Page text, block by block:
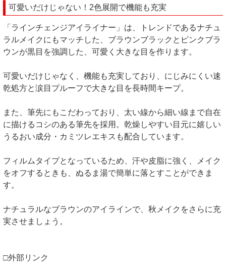
可愛いだけじゃない！2色展開で機能も充実
「ラインチェンジアイライナー」は、トレンドであるナチュ
ラルメイクにもマッチした、ブラウンブラックとピンクブラ
ウンが黒目を強調した、可愛く大きな目を作ります。
可愛いだけじゃなく、機能も充実しており、にじみにくい速
乾処方と涙目プルーフで大きな目を長時間キープ。
また、筆先にもこだわっており、太い線から細い線まで自在
に描けるコシのある筆先を採用。乾燥しやすい目元に嬉しい
うるおい成分・カミツレエキスも配合しています。
フィルムタイプとなっているため、汗や皮脂に強く、メイク
をオフするときも、ぬるま湯で簡単に落とすことができま
す。
ナチュラルなブラウンのアイラインで、秋メイクをさらに充
実させましょう。
□外部リンク